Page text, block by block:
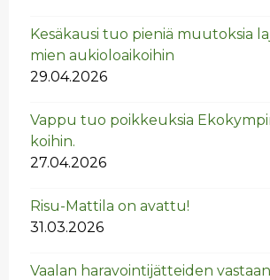
Ke­sä­kausi tuo pie­niä muu­tok­sia
mien au­kio­loai­koi­hin
29.04.2026
Vappu tuo poik­keuk­sia
koi­hin.
27.04.2026
Risu-Mat­ti­la on avat­tu!
31.03.2026
Vaa­lan ha­ra­voin­ti­jät­tei­den